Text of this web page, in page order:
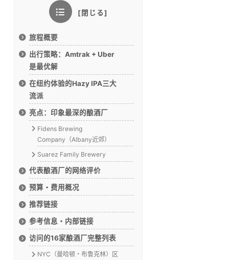
旅程概要
出行策略：Amtrak + Uber
是最优解
在纽约体验的Hazy IPA三大
流派
亮点：印象最深的酿酒厂
Fidens Brewing
Company（Albany近郊）
Suarez Family Brewery
代表酿酒厂的网络评价
预算・费用概况
推荐链接
参考信息・内部链接
访问的16家酿酒厂完整列表
NYC（曼哈顿・布鲁克林）区